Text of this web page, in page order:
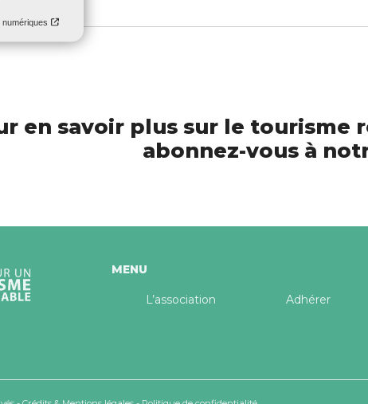
en savoir plus sur le tourisme
abonnez-vous à
MENU
L’association Adhérer